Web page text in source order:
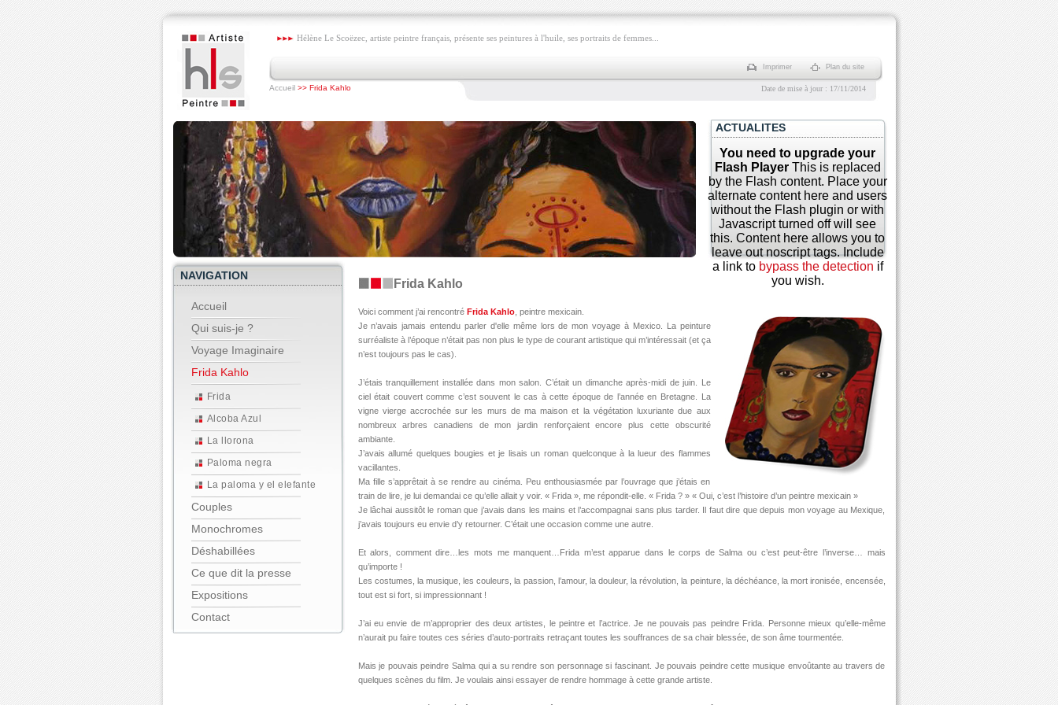
Hélène Le Scoëzec, artiste peintre français, présente ses peintures à l'huile, ses portraits de femmes...
Imprimer Plan du site
Accueil>> Frida Kahlo Date de mise à jour : 17/11/2014
ACTUALITES
You need to upgrade your
Flash PlayerThis is replaced
by the Flash content. Place your
alternate content here and users
without the Flash plugin or with
Javascript turned off will see
this. Content here allows you to
leave outnoscripttags. Include
a link to bypass the detection if
you wish.
NAVIGATION
Accueil
Qui suis-je ?
Voyage Imaginaire
Frida Kahlo
Frida
Alcoba Azul
La llorona
Paloma negra
La paloma y el elefante
Couples
Monochromes
Déshabillées
Ce que dit la presse
Expositions
Contact
Frida Kahlo
Voici comment j’ai rencontré Frida Kahlo, peintre mexicain.
Je n’avais jamais entendu parler d'elle même lors de mon voyage à Mexico. La peinture
surréaliste à l’époque n’était pas non plus le type de courant artistique qui m’intéressait (et ça
n’est toujours pas le cas).
J’étais tranquillement installée dans mon salon. C’était un dimanche après-midi de juin. Le
ciel était couvert comme c’est souvent le cas à cette époque de l’année en Bretagne. La
vigne vierge accrochée sur les murs de ma maison et la végétation luxuriante due aux
nombreux arbres canadiens de mon jardin renforçaient encore plus cette obscurité
ambiante.
J’avais allumé quelques bougies et je lisais un roman quelconque à la lueur des flammes
vacillantes.
Ma fille s’apprêtait à se rendre au cinéma. Peu enthousiasmée par l’ouvrage que j’étais en
train de lire, je lui demandai ce qu’elle allait y voir. « Frida », me répondit-elle. « Frida ? » « Oui, c’est l’histoire d’un peintre mexicain »
Je lâchai aussitôt le roman que j’avais dans les mains et l’accompagnai sans plus tarder. Il faut dire que depuis mon voyage au Mexique,
j’avais toujours eu envie d’y retourner. C’était une occasion comme une autre.
Et alors, comment dire…les mots me manquent…Frida m’est apparue dans le corps de Salma ou c’est peut-être l’inverse… mais
qu’importe !
Les costumes, la musique, les couleurs, la passion, l’amour, la douleur, la révolution, la peinture, la déchéance, la mort ironisée, encensée,
tout est si fort, si impressionnant !
J’ai eu envie de m’approprier des deux artistes, le peintre et l’actrice. Je ne pouvais pas peindre Frida. Personne mieux qu’elle-même
n’aurait pu faire toutes ces séries d’auto-portraits retraçant toutes les souffrances de sa chair blessée, de son âme tourmentée.
Mais je pouvais peindre Salma qui a su rendre son personnage si fascinant. Je pouvais peindre cette musique envoûtante au travers de
quelques scènes du film. Je voulais ainsi essayer de rendre hommage à cette grande artiste.